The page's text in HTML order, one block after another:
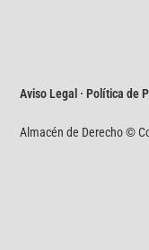
Aviso Legal · Política de
Almacén de Derecho ©